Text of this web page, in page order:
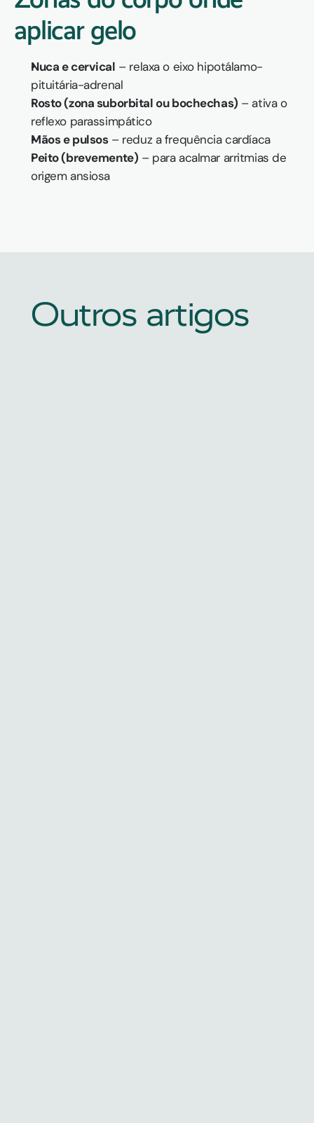
aplicar gelo
Nuca e cervical – relaxa o eixo hipotálamo-
pituitária-adrenal
Rosto (zona suborbital ou bochechas) – ativa o
reflexo parassimpático
Mãos e pulsos – reduz a frequência cardíaca
Peito (brevemente) – para acalmar arritmias de
origem ansiosa
Outros artigos